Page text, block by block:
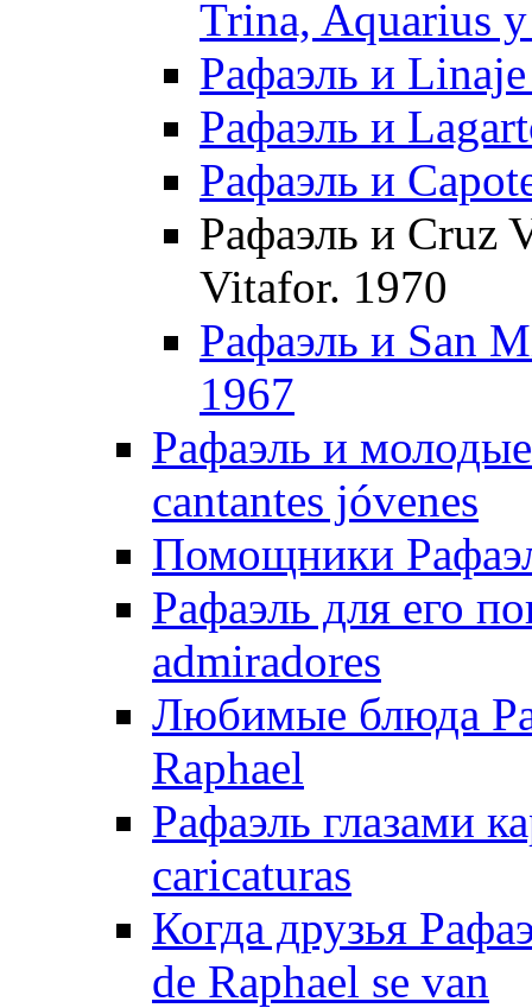
Trina, Aquarius
Рафаэль и
Рафаэль и
Рафаэль и
Рафаэль и Cruz
Vitafor. 1970
Рафаэль и San
1967
Рафаэль и
cantantes jóvenes
Помощники
Рафаэль для его
admiradores
Любимые блюда
Raphael
Рафаэль глазами
caricaturas
Когда друзья
de Raphael se van